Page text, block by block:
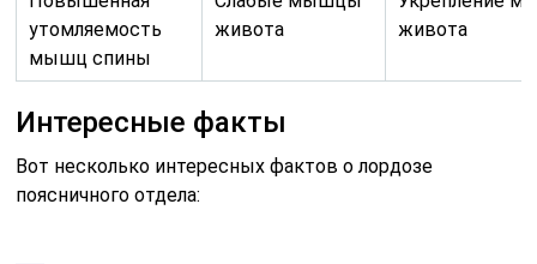
утомляемость
мышц спины
живота
живота
Интересные факты
Вот несколько интересных фактов о лордозе
поясничного отдела: